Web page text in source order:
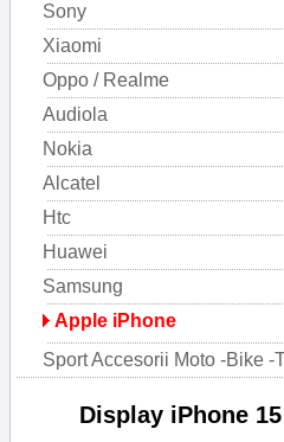
Sony
Xiaomi
Oppo / Realme
Audiola
Nokia
Alcatel
Htc
Huawei
Samsung
Apple iPhone
Sport Accesorii Moto -Bike -
Display iPhone